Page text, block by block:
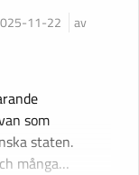
11-22
av
som
staten.
många…